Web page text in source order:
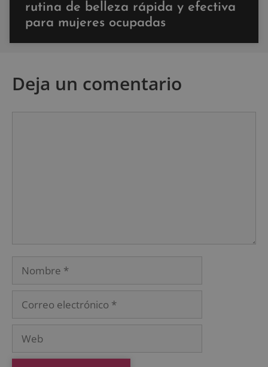
rutina de belleza rápida y efectiva
para mujeres ocupadas
Deja un comentario